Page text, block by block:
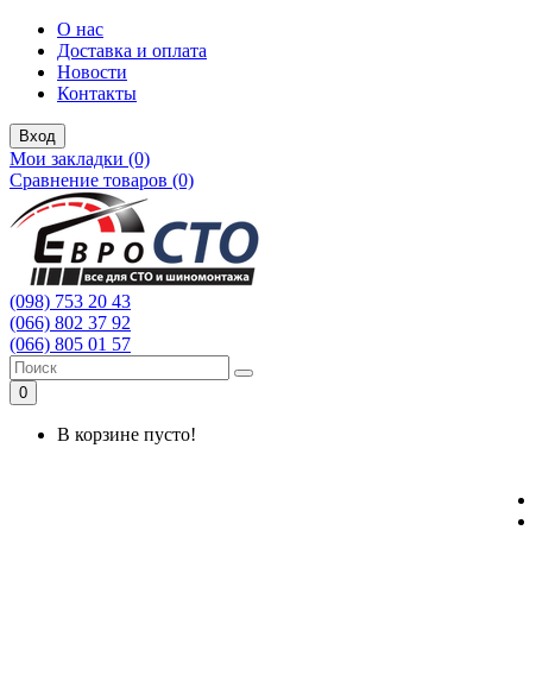
О нас
Доставка и оплата
Новости
Контакты
Вход
Мои закладки (0)
Сравнение товаров (0)
(098) 753 20 43
(066) 802 37 92
(066) 805 01 57
0
В корзине пусто!